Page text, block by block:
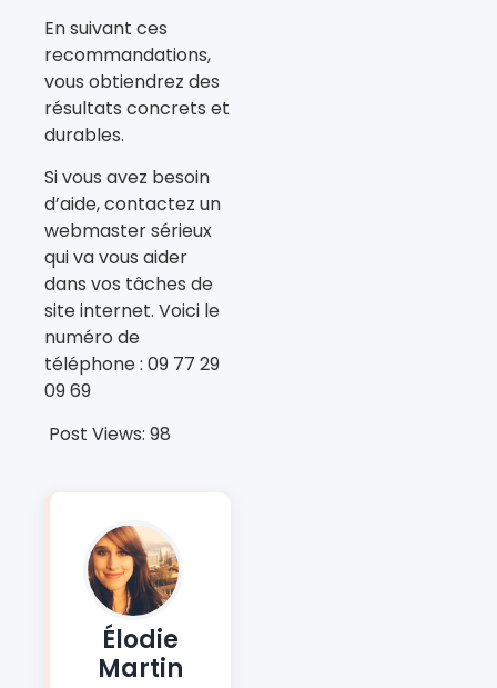
En suivant ces
recommandations,
vous obtiendrez des
résultats concrets et
durables.
Si vous avez besoin
d’aide, contactez un
webmaster sérieux
qui va vous aider
dans vos tâches de
site internet. Voici le
numéro de
téléphone : 09 77 29
09 69
Post Views: 98
Élodie
Martin